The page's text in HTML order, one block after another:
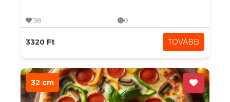
138 0
3320 Ft TOVÁBB
32 cm